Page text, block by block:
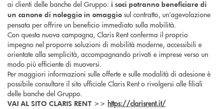
ai clienti delle banche del Gruppo: i soci potranno beneficiare di
un canone di noleggio in omaggio sul contratto, un’agevolazione
pensata per offrire un beneficio immediato sulla mobilità.
Con questa nuova campagna, Claris Rent conferma il proprio
impegno nel proporre soluzioni di mobilità moderne, accessibili e
orientate alla semplicità, accompagnando privati e imprese verso un
modo più efficiente di muoversi.
Per maggiori informazioni sulle offerte e sulle modalità di adesione è
possibile consultare il sito ufficiale Claris Rent o rivolgersi alle filiali
delle banche del Gruppo.
VAI AL SITO CLARIS RENT >> https://clarisrent.it/